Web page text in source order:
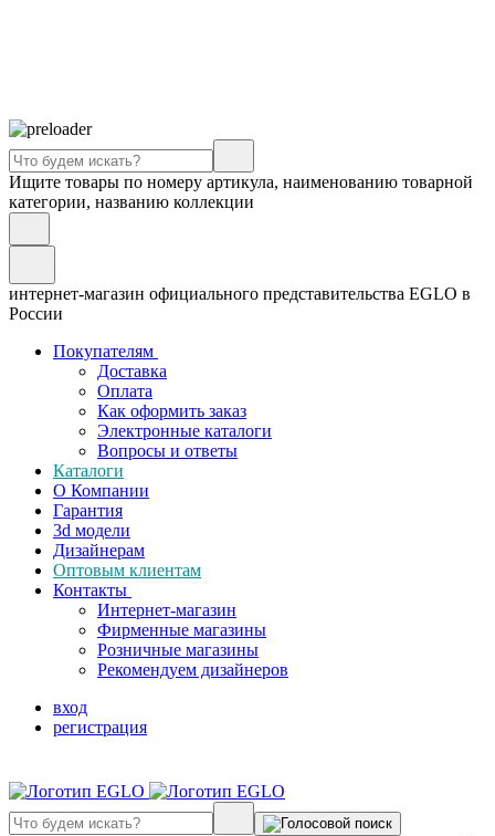
Ищите товары по номеру артикула, наименованию товарной
категории, названию коллекции
интернет-магазин официального представительства EGLO в
России
Покупателям
Доставка
Оплата
Как оформить заказ
Электронные каталоги
Вопросы и ответы
Каталоги
О Компании
Гарантия
3d модели
Дизайнерам
Оптовым клиентам
Контакты
Интернет-магазин
Фирменные магазины
Розничные магазины
Рекомендуем дизайнеров
вход
регистрация